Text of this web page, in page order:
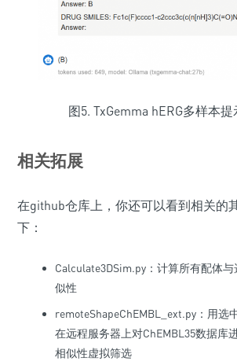
图5. TxGemma hERG多样本
相关拓展
在github仓库上，你还可以看到相关的
下：
Calculate3DSim.py：计算所有配体
似性
remoteShapeChEMBL_ext.py：用选
在远程服务器上对ChEMBL35数据库
相似性虚拟筛选